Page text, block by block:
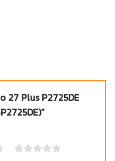
27 Plus P2725DE